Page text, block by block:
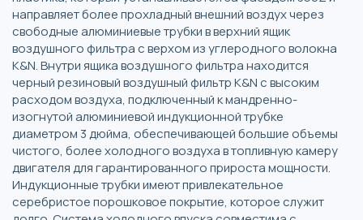
направляет более прохладный внешний воздух через
свободные алюминиевые трубки в верхний ящик
воздушного фильтра с верхом из углеродного волокна
K&N. Внутри ящика воздушного фильтра находится
черный резиновый воздушный фильтр K&N с высоким
расходом воздуха, подключенный к мандренно-
изогнутой алюминиевой индукционной трубке
диаметром 3 дюйма, обеспечивающей большие объемы
чистого, более холодного воздуха в топливную камеру
двигателя для гарантированного прироста мощности.
Индукционные трубки имеют привлекательное
серебристое порошковое покрытие, которое служит